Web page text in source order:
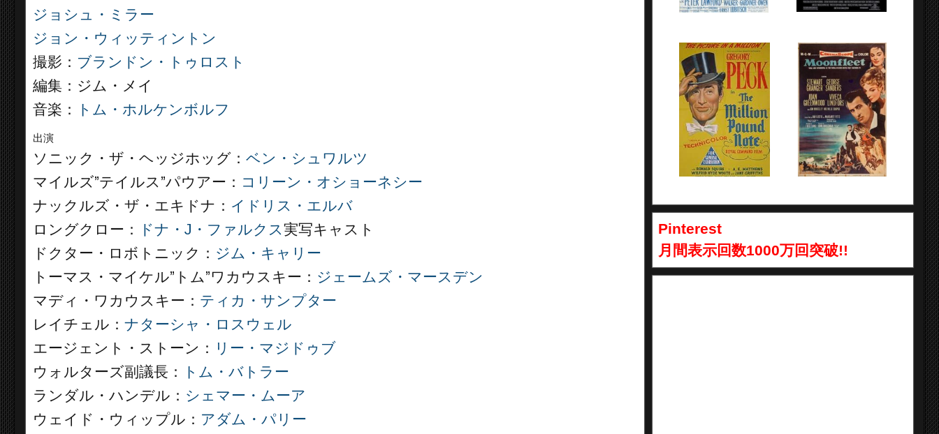
ジョシュ・ミラー
ジョン・ウィッティントン
撮影： ブランドン・トゥロスト
編集：ジム・メイ
音楽：
トム・ホルケンボルフ
出演
ソニック・ザ・ヘッジホッグ： ベン・シュワルツ
マイルズ”テイルス”パウアー： コリーン・オショーネシー
ナックルズ・ザ・エキドナ： イドリス・エルバ
ロングクロー：
ドナ・J・ファルクス実写キャスト
ドクター・ロボトニック： ジム・キャリー
トーマス・マイケル”トム”ワカウスキー： ジェームズ・マースデン
マディ・ワカウスキー： ティカ・サンプター
レイチェル： ナターシャ・ロスウェル
エージェント・ストーン： リー・マジドゥブ
ウォルターズ副議長：
トム・バトラー
ランダル・ハンデル： シェマー・ムーア
ウェイド・ウィップル： アダム・パリー
Pinterest
月間表示回数1000万回突破!!